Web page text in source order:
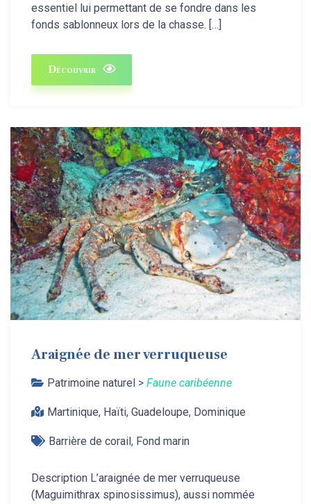
essentiel lui permettant de se fondre dans les
fonds sablonneux lors de la chasse. […]
Découvrir
Araignée de mer verruqueuse
Patrimoine naturel > Faune caribéenne
Martinique, Haïti, Guadeloupe, Dominique
Barrière de corail , Fond marin
Description L’araignée de mer verruqueuse
(Maguimithrax spinosissimus), aussi nommée